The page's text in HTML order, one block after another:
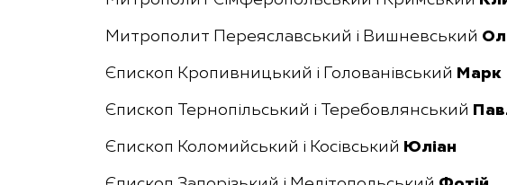
Митрополит Переяславський і Вишневський
Єпископ Кропивницький і Голованівський Марк
Єпископ Тернопільський і Теребовлянський
Єпископ Коломийський і Косівський Юліан